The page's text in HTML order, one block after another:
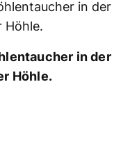
in der
Höhle.